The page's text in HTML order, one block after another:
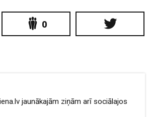
0
jaunākajām ziņām arī sociālajos